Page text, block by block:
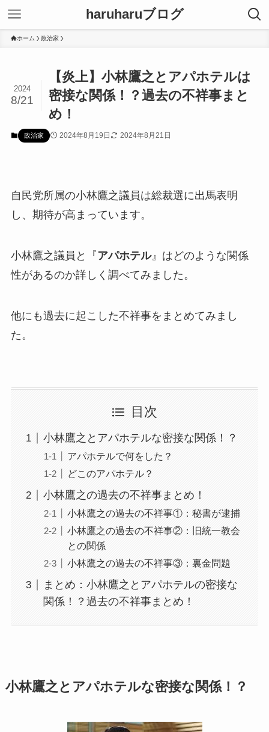
haruharuブログ
ホーム 政治家
【炎上】小林鷹之とアパホテルは
密接な関係！？過去の不祥事まと
め！
2024
8/21
政治家 2024年8月19日 2024年8月21日
自民党所属の小林鷹之議員は総裁選に出馬表明
し、期待が高まっています。
小林鷹之議員と『アパホテル』はどのような関係
性があるのか詳しく調べてみました。
他にも過去に起こした不祥事をまとめてみまし
た。
目次
小林鷹之とアパホテルな密接な関係！？
アパホテルで何をした？
どこのアパホテル？
小林鷹之の過去の不祥事まとめ！
小林鷹之の過去の不祥事①：秘書が逮捕
小林鷹之の過去の不祥事②：旧統一教会
との関係
小林鷹之の過去の不祥事③：裏金問題
まとめ：小林鷹之とアパホテルの密接な
関係！？過去の不祥事まとめ！
小林鷹之とアパホテルな密接な関係！？